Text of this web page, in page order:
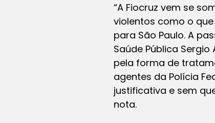
“A Fiocruz vem se
violentos como o
para São Paulo. A
Saúde Pública
pela forma de
agentes da Polícia
justificativa e sem
nota.